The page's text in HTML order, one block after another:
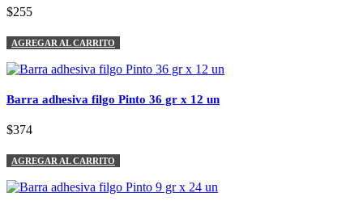
$255
AGREGAR AL CARRITO
Barra adhesiva filgo Pinto 36 gr x 12 un
$374
AGREGAR AL CARRITO